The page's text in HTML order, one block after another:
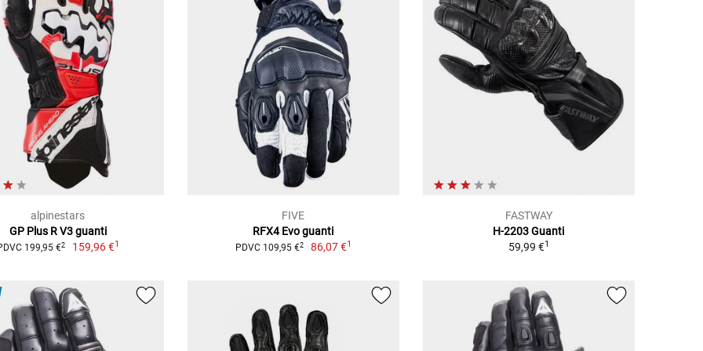
alpinestars
GP Plus R V3 guanti
199,95 €2 159,96 €1
FIVE
RFX4 Evo guanti
PDVC 109,95 €2 86,07 €1
FASTWAY
H-2203 Guanti
59,99 €1